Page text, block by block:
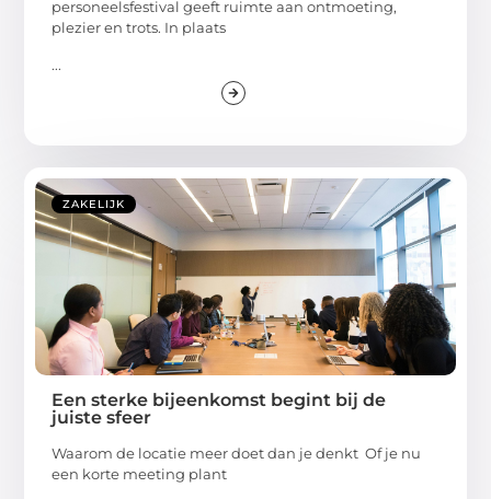
personeelsfestival geeft ruimte aan ontmoeting,
plezier en trots. In plaats
...
ZAKELIJK
Een sterke bijeenkomst begint bij de
juiste sfeer
Waarom de locatie meer doet dan je denkt Of je nu
een korte meeting plant